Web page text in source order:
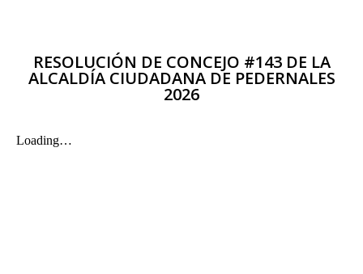
RESOLUCIÓN DE CONCEJO #143 DE LA
ALCALDÍA CIUDADANA DE PEDERNALES
2026